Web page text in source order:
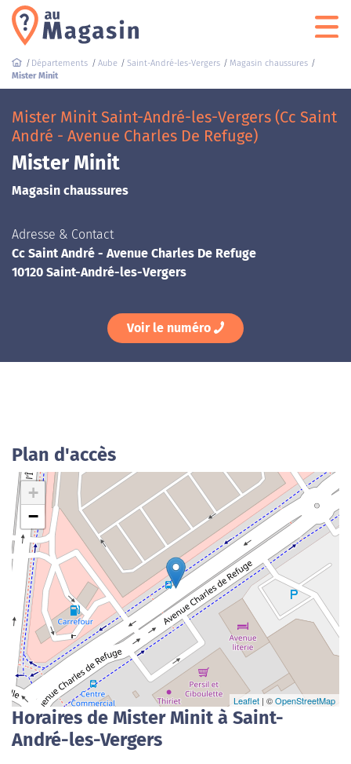
Départements Aube Saint-André-les-Vergers
Magasin chaussures
Mister Minit
Mister Minit Saint-André-les-Vergers (Cc Saint
André - Avenue Charles De Refuge)
Mister Minit
Magasin chaussures
Adresse & Contact
Cc Saint André - Avenue Charles De Refuge
10120 Saint-André-les-Vergers
Voir le numéro
Plan d'accès
+
−
Leaflet | ©OpenStreetMap
Horaires de Mister Minit à Saint-
André-les-Vergers